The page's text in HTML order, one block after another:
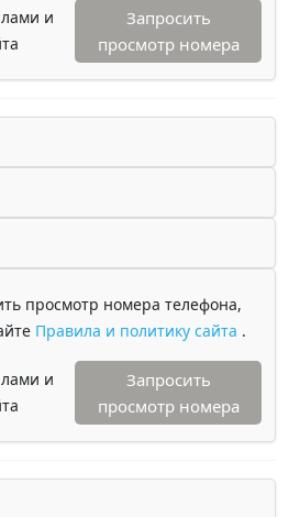
и
Запросить
просмотр номера
просмотр номера телефона,
Правила и политику сайта .
и
Запросить
просмотр номера